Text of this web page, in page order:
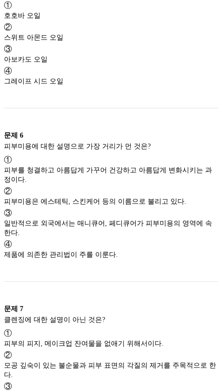
①
호호바 오일
②
스위트 아몬드 오일
③
아보카도 오일
④
그레이프 시드 오일
문제 6
①
피부를 청결하고 아름답게 가꾸어 건강하고 아름답게 변화시키는 과
정이다.
②
피부미용은 에스테틱, 스킨케어 등의 이름으로 불리고 있다.
③
일반적으로 외국에서는 매니큐어, 페디큐어가 피부미용의 영역에 속
한다.
④
제품에 의존한 관리법이 주를 이룬다.
문제 7
①
피부의 피지, 메이크업 잔여물을 없애기 위해서이다.
②
모공 깊숙이 있는 불순물과 피부 표면의 각질의 제거를 주목적으로 한
다.
③